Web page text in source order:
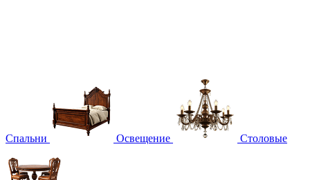
Спальни Освещение Столовые